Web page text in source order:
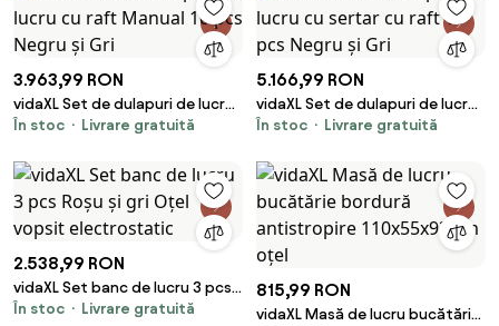
3.963,99 RON
vidaXL Set de dulapuri de lucru
cu raft Manual 10 pcs Negru și
În stoc Livrare gratuită
5.166,99 RON
vidaXL Set de dulapuri de lucru
cu sertar cu raft 10 pcs Negru și
În stoc Livrare gratuită
2.538,99 RON
vidaXL Set banc de lucru 3 pcs
Roșu și gri Oțel vopsit
În stoc Livrare gratuită
815,99 RON
vidaXL Masă de lucru bucătărie